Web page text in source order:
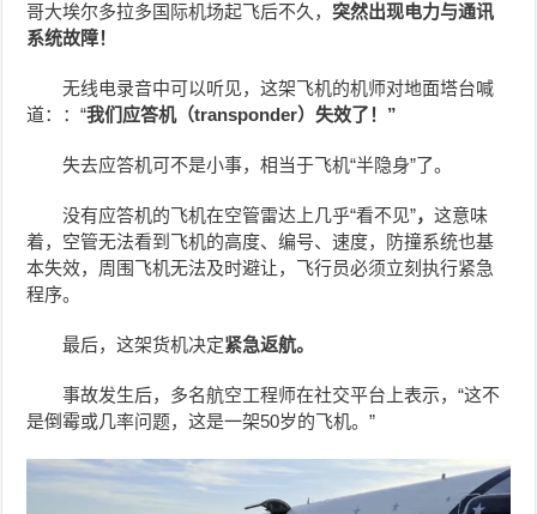
哥大埃尔多拉多国际机场起飞后不久，突然出现电力与通讯
系统故障！
无线电录音中可以听见，这架飞机的机师对地面塔台喊
道：：“我们应答机（transponder）失效了！”
失去应答机可不是小事，相当于飞机“半隐身”了。
没有应答机的飞机在空管雷达上几乎“看不见”，这意味
着，空管无法看到飞机的高度、编号、速度，防撞系统也基
本失效，周围飞机无法及时避让，飞行员必须立刻执行紧急
程序。
最后，这架货机决定紧急返航。
事故发生后，多名航空工程师在社交平台上表示，“这不
是倒霉或几率问题，这是一架50岁的飞机。”